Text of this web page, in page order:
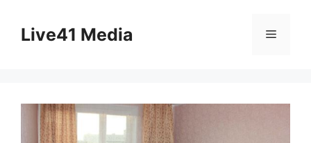
contentLive41 Media Menu